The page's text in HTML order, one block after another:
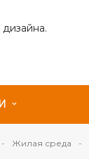
Жилая среда